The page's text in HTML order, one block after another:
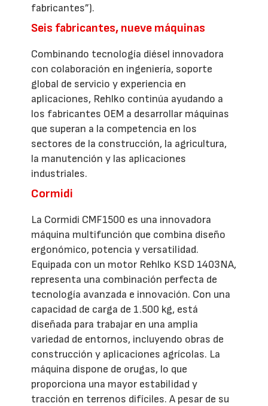
fabricantes”).
Seis fabricantes, nueve máquinas
Combinando tecnología diésel innovadora
con colaboración en ingeniería, soporte
global de servicio y experiencia en
aplicaciones, Rehlko continúa ayudando a
los fabricantes OEM a desarrollar máquinas
que superan a la competencia en los
sectores de la construcción, la agricultura,
la manutención y las aplicaciones
industriales.
Cormidi
La Cormidi CMF1500 es una innovadora
máquina multifunción que combina diseño
ergonómico, potencia y versatilidad.
Equipada con un motor Rehlko KSD 1403NA,
representa una combinación perfecta de
tecnología avanzada e innovación. Con una
capacidad de carga de 1.500 kg, está
diseñada para trabajar en una amplia
variedad de entornos, incluyendo obras de
construcción y aplicaciones agrícolas. La
máquina dispone de orugas, lo que
proporciona una mayor estabilidad y
tracción en terrenos difíciles. A pesar de su